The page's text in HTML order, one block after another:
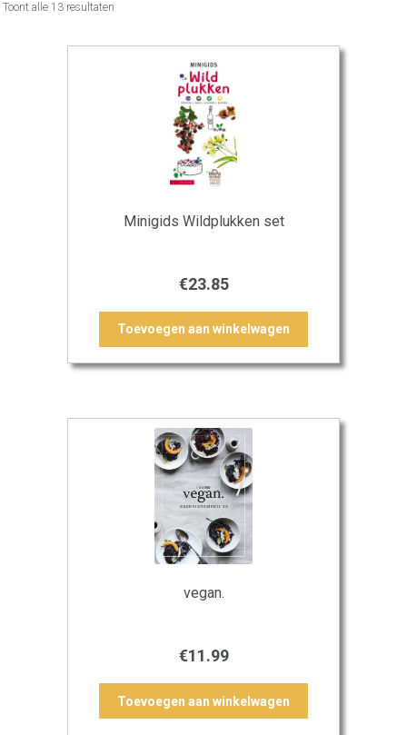
Toont alle 13 resultaten
Minigids Wildplukken set
€23.85
Toevoegen aan winkelwagen
vegan.
€11.99
Toevoegen aan winkelwagen